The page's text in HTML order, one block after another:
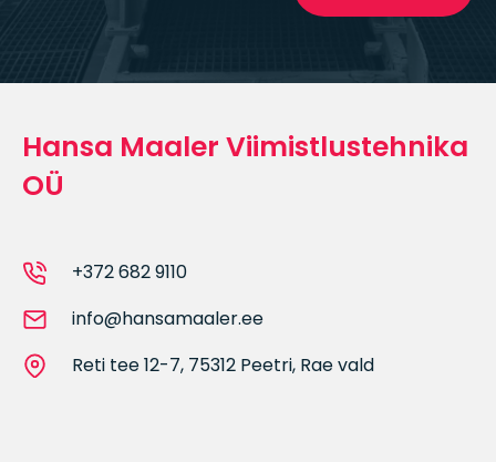
Hansa Maaler Viimistlustehnika
OÜ
+372 682 9110
info@hansamaaler.ee
Reti tee 12-7, 75312 Peetri, Rae vald